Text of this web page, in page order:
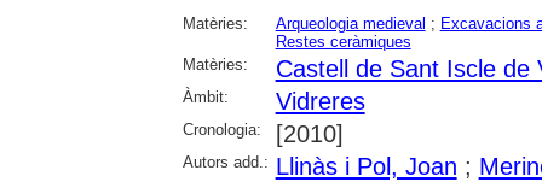
Matèries: Arqueologia medieval ; Excavacions
Restes ceràmiques
Matèries:
Castell de Sant Iscle de
Àmbit: Vidreres
Cronologia: [2010]
Autors add.: Llinàs i Pol, Joan ;